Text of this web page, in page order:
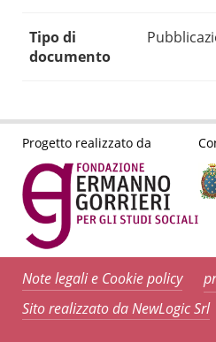
Tipo di
documento
Progetto realizzato da
Note legali e Cookie policy
Sito realizzato da NewLogic Srl